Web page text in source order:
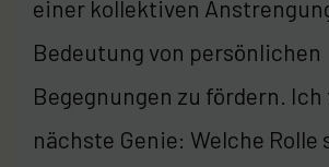
einer kollektiven
Bedeutung von persönlichen
Begegnungen zu fördern. Ich
nächste Genie: Welche Rolle